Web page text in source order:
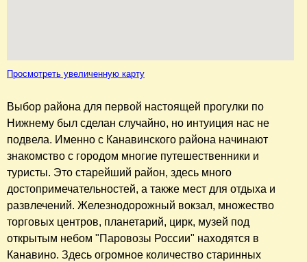
Просмотреть увеличенную карту
Выбор района для первой настоящей прогулки по
Нижнему был сделан случайно, но интуиция нас не
подвела. Именно с Канавинского района начинают
знакомство с городом многие путешественники и
туристы. Это старейший район, здесь много
достопримечательностей, а также мест для отдыха и
развлечений. Железнодорожный вокзал, множество
торговых центров, планетарий, цирк, музей под
открытым небом "Паровозы России" находятся в
Канавино. Здесь огромное количество старинных